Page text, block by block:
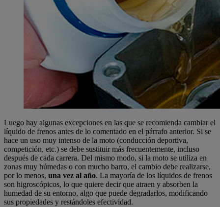
Luego hay algunas excepciones en las que se recomienda cambiar el
líquido de frenos antes de lo comentado en el párrafo anterior. Si se
hace un uso muy intenso de la moto (conducción deportiva,
competición, etc.) se debe sustituir más frecuentemente, incluso
después de cada carrera. Del mismo modo, si la moto se utiliza en
zonas muy húmedas o con mucho barro, el cambio debe realizarse,
por lo menos, una vez al año. La mayoría de los líquidos de frenos
son higroscópicos, lo que quiere decir que atraen y absorben la
humedad de su entorno, algo que puede degradarlos, modificando
sus propiedades y restándoles efectividad.